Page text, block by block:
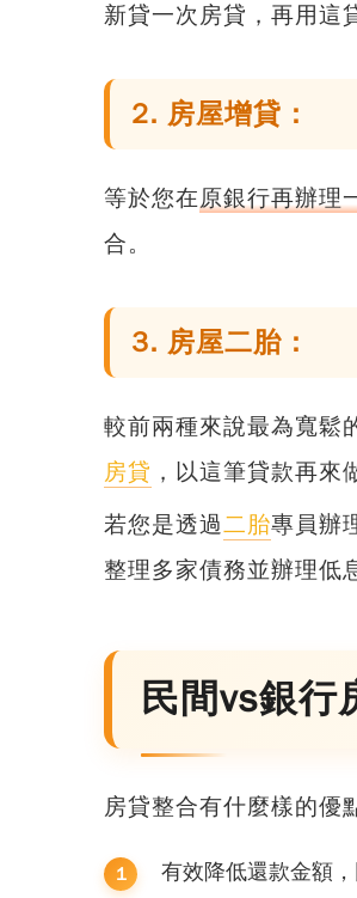
新貸一次房貸，再用這
2. 房屋增貸：
等於您在原銀行再辦理
合。
3. 房屋二胎：
較前兩種來說最為寬鬆
房貸 ，以這筆貸款再來
若您是透過二胎專員辦
整理多家債務並辦理低
民間vs銀行
房貸整合有什麼樣的優
有效降低還款金額